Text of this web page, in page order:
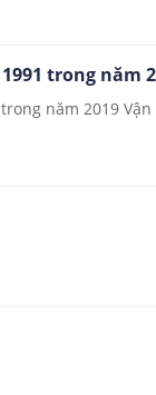
trong năm
năm 2019